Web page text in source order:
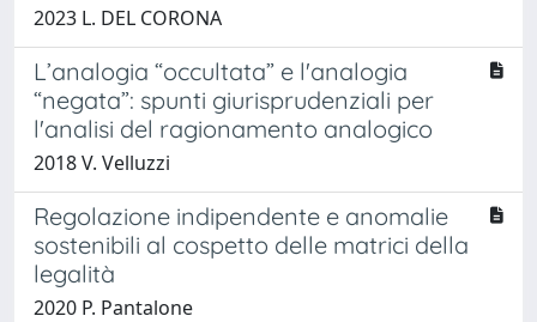
2023 L. DEL CORONA
L’analogia “occultata” e l'analogia
“negata”: spunti giurisprudenziali per
l'analisi del ragionamento analogico
2018 V. Velluzzi
Regolazione indipendente e anomalie
sostenibili al cospetto delle matrici della
legalità
2020 P. Pantalone